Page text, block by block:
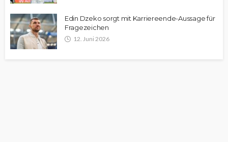
Edin Dzeko sorgt mit Karriereende-Aussage für
Fragezeichen
12. Juni 2026